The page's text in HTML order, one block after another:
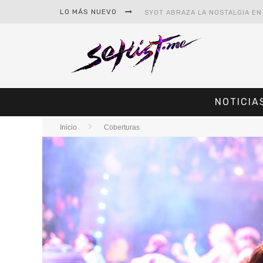
LO MÁS NUEVO
#CINE – STAR WARS: THE
Inicio Coberturas